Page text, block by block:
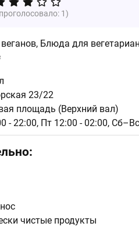
1)
Блюда для
23/22
площадь (Верхний вал)
- 22:00, Пт 12:00 - 02:00,
чистые продукты